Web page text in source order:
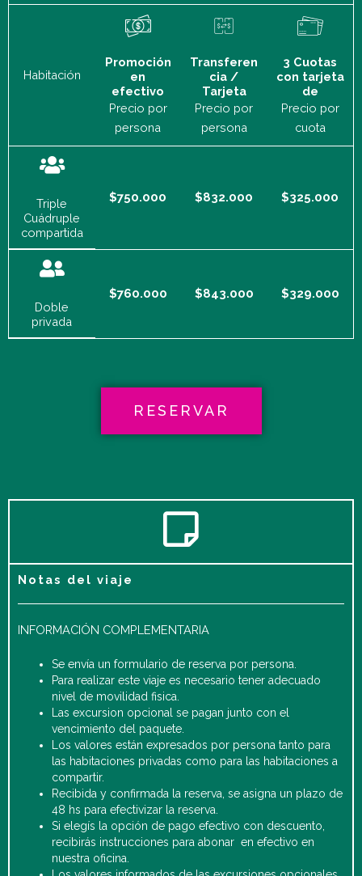
Habitación
Promoción
en
efectivo
Precio por
persona
Transferen
cia /
Tarjeta
Precio por
persona
3 Cuotas
con tarjeta
de
Precio por
cuota
Triple
Cuádruple
compartida
$750.000 $832.000 $325.000
Doble
privada
$760.000 $843.000 $329.000
RESERVAR
Notas del viaje
INFORMACIÓN COMPLEMENTARIA
Se envía un formulario de reserva por persona.
Para realizar este viaje es necesario tener adecuado
nivel de movilidad fisica.
Las excursion opcional se pagan junto con el
vencimiento del paquete.
Los valores están expresados por persona tanto para
las habitaciones privadas como para las habitaciones a
compartir.
Recibida y confirmada la reserva, se asigna un plazo de
48 hs para efectivizar la reserva.
Si elegís la opción de pago efectivo con descuento,
recibirás instrucciones para abonar en efectivo en
nuestra oficina.